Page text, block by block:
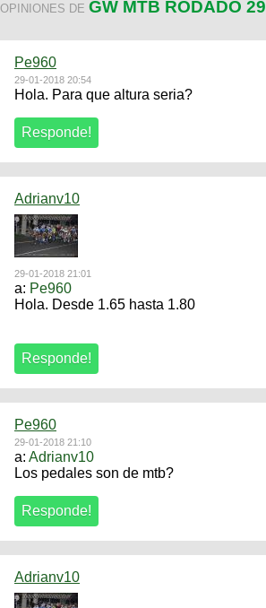
OPINIONES DE GW MTB RODADO 29
Pe960
29-01-2018 20:54
Hola. Para que altura seria?
Adrianv10
29-01-2018 21:01
a: Pe960
Hola. Desde 1.65 hasta 1.80
Pe960
29-01-2018 21:10
a: Adrianv10
Los pedales son de mtb?
Adrianv10